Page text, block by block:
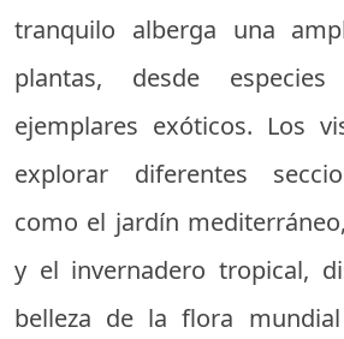
tranquilo alberga una
plantas, desde
ejemplares exóticos. Los
explorar diferentes
como el jardín
y el invernadero tropical,
belleza de la flora